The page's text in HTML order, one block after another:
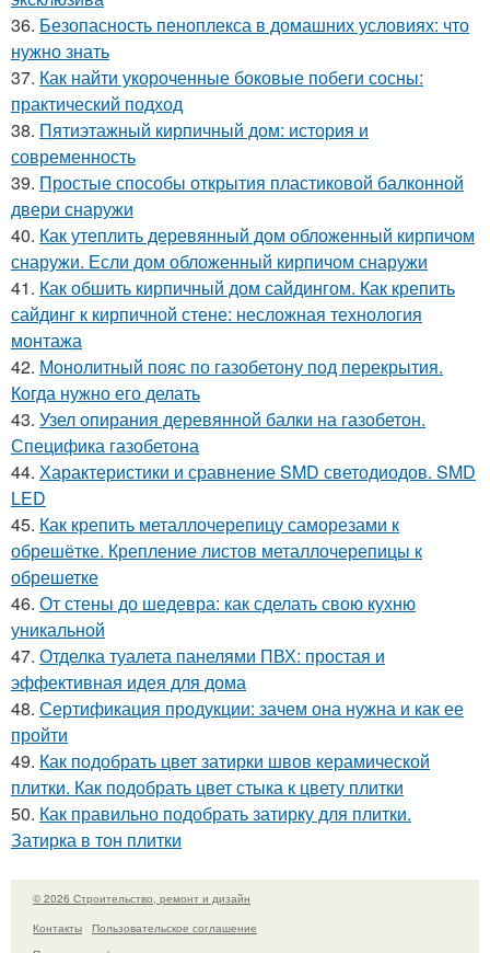
36. Безопасность пеноплекса в домашних условиях: что
нужно знать
37. Как найти укороченные боковые побеги сосны:
практический подход
38. Пятиэтажный кирпичный дом: история и
современность
39. Простые способы открытия пластиковой балконной
двери снаружи
40. Как утеплить деревянный дом обложенный кирпичом
снаружи. Если дом обложенный кирпичом снаружи
41. Как обшить кирпичный дом сайдингом. Как крепить
сайдинг к кирпичной стене: несложная технология
монтажа
42. Монолитный пояс по газобетону под перекрытия.
Когда нужно его делать
43. Узел опирания деревянной балки на газобетон.
Специфика газобетона
44. Характеристики и сравнение SMD светодиодов. SMD
LED
45. Как крепить металлочерепицу саморезами к
обрешётке. Крепление листов металлочерепицы к
обрешетке
46. От стены до шедевра: как сделать свою кухню
уникальной
47. Отделка туалета панелями ПВХ: простая и
эффективная идея для дома
48. Сертификация продукции: зачем она нужна и как ее
пройти
49. Как подобрать цвет затирки швов керамической
плитки. Как подобрать цвет стыка к цвету плитки
50. Как правильно подобрать затирку для плитки.
Затирка в тон плитки
© 2026 Строительство, ремонт и дизайн
Контакты
Пользовательское соглашение